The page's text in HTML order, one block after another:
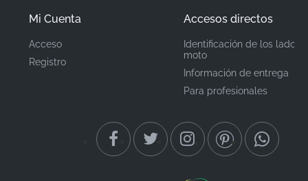
Ubicación de
Quilla / Carenado inferior
(Lado izquierdo)*
Franja gráfica / Adhesivo
Calcomanía de vinilo
Mi Cuenta
Acceso
Registro
Accesos directos
Identificación de los lados
moto
Información de entrega
Para profesionales